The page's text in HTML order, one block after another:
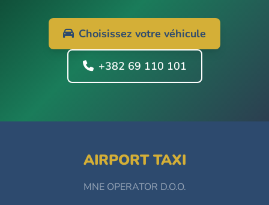
Choisissez votre véhicule
+382 69 110 101
AIRPORT TAXI
MNE OPERATOR D.O.O.